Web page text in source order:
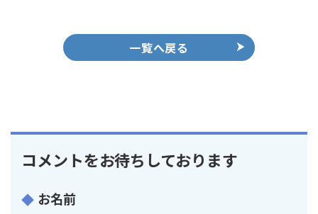
一覧へ戻る
コメントをお待ちしております
お名前